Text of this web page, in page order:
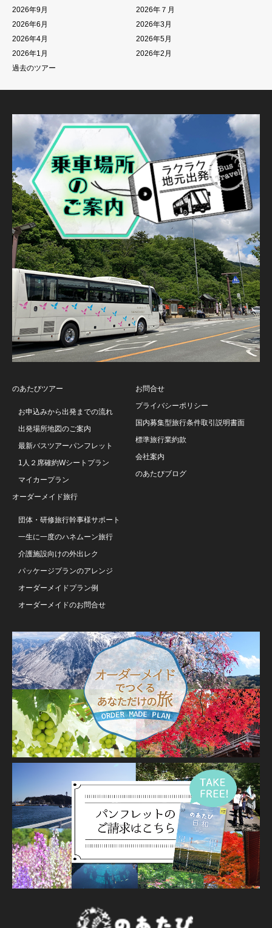
2026年9月
2026年７月
2026年6月
2026年3月
2026年4月
2026年5月
2026年1月
2026年2月
過去のツアー
のあたびツアー
お申込みから出発までの流れ
出発場所地図のご案内
最新バスツアーパンフレット
1人２席確約Wシートプラン
マイカープラン
オーダーメイド旅行
団体・研修旅行幹事様サポート
一生に一度のハネムーン旅行
介護施設向けの外出レク
パッケージプランのアレンジ
オーダーメイドプラン例
オーダーメイドのお問合せ
お問合せ
プライバシーポリシー
国内募集型旅行条件取引説明書面
標準旅行業約款
会社案内
のあたびブログ